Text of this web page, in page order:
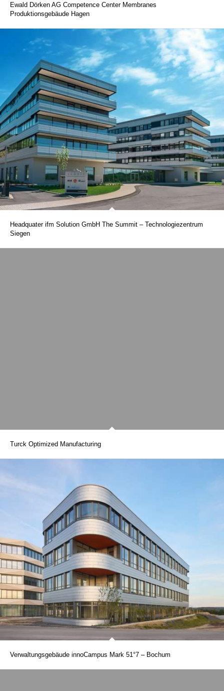
Ewald Dörken AG Competence Center Membranes
Produktionsgebäude Hagen
Headquater ifm Solution GmbH The Summit – Technologiezentrum
Siegen
Turck Optimized Manufacturing
Verwaltungsgebäude innoCampus Mark 51°7 – Bochum